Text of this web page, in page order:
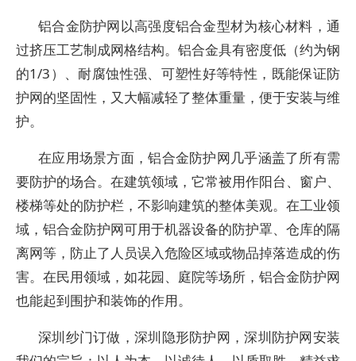
铝合金防护网以高强度铝合金型材为核心材料，通
过挤压工艺制成网格结构。铝合金具有密度低（约为钢
的1/3）、耐腐蚀性强、可塑性好等特性，既能保证防
护网的坚固性，又大幅减轻了整体重量，便于安装与维
护。
在应用场景方面，铝合金防护网几乎涵盖了所有需
要防护的场合。在建筑领域，它常被用作阳台、窗户、
楼梯等处的防护栏，不影响建筑的整体美观。在工业领
域，铝合金防护网可用于机器设备的防护罩、仓库的隔
离网等，防止了人员误入危险区域或物品掉落造成的伤
害。在民用领域，如花园、庭院等场所，铝合金防护网
也能起到围护和装饰的作用。
深圳纱门订做，深圳隐形防护网，深圳防护网安装